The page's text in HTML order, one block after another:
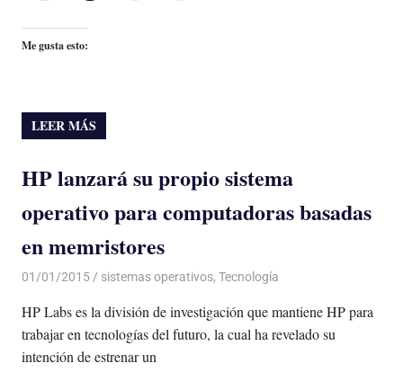
Me gusta esto:
LEER MÁS
HP lanzará su propio sistema
operativo para computadoras basadas
en memristores
01/01/2015 Luis Castellanos
sistemas operativos, Tecnología
HP Labs es la división de investigación que mantiene HP para
trabajar en tecnologías del futuro, la cual ha revelado su
intención de estrenar un